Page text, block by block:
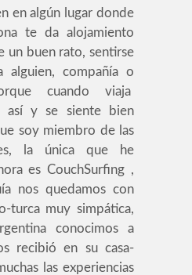
en algún lugar donde
te da alojamiento
un buen rato, sentirse
alguien, compañía o
cuando viaja
así y se siente bien
soy miembro de las
la única que he
es CouchSurfing ,
nos quedamos con
turca muy simpática,
conocimos a
recibió en su casa-
las experiencias